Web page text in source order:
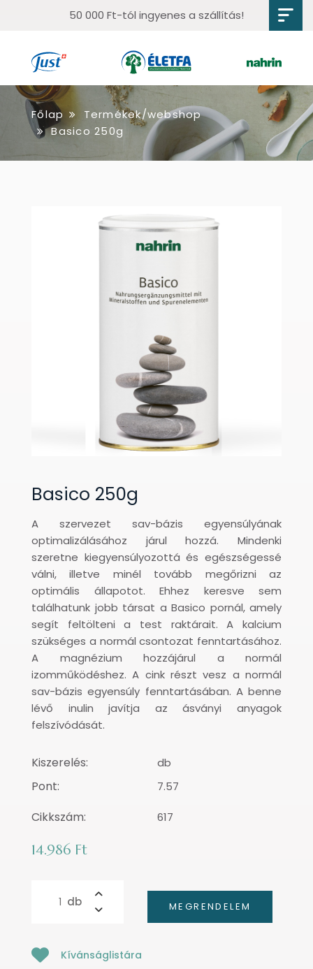
50 000 Ft-tól ingyenes a szállítás!
Főlap
Termékek/webshop
Basico 250g
Basico 250g
A szervezet sav-bázis egyensúlyának
optimalizálásához járul hozzá. Mindenki
szeretne kiegyensúlyozottá és egészségessé
válni, illetve minél tovább megőrizni az
optimális állapotot. Ehhez keresve sem
találhatunk jobb társat a Basico pornál, amely
segít feltölteni a test raktárait. A kalcium
szükséges a normál csontozat fenntartásához.
A magnézium hozzájárul a normál
izomműködéshez. A cink részt vesz a normál
sav-bázis egyensúly fenntartásában. A benne
lévő inulin javítja az ásványi anyagok
felszívódását.
Kiszerelés: db
Pont: 7.57
Cikkszám: 617
14.986 Ft
Kívánságlistára